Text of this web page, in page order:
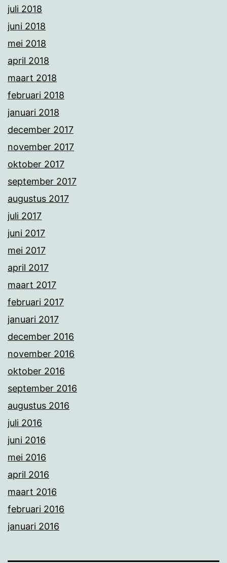
juli 2018
juni 2018
mei 2018
april 2018
maart 2018
februari 2018
januari 2018
december 2017
november 2017
oktober 2017
september 2017
augustus 2017
juli 2017
juni 2017
mei 2017
april 2017
maart 2017
februari 2017
januari 2017
december 2016
november 2016
oktober 2016
september 2016
augustus 2016
juli 2016
juni 2016
mei 2016
april 2016
maart 2016
februari 2016
januari 2016